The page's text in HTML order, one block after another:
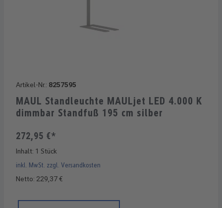
Artikel-Nr.: 8257595
MAUL Standleuchte MAULjet LED 4.000 K
dimmbar Standfuß 195 cm silber
272,95 €*
Inhalt: 1 Stück
inkl. MwSt. zzgl. Versandkosten
Netto: 229,37 €